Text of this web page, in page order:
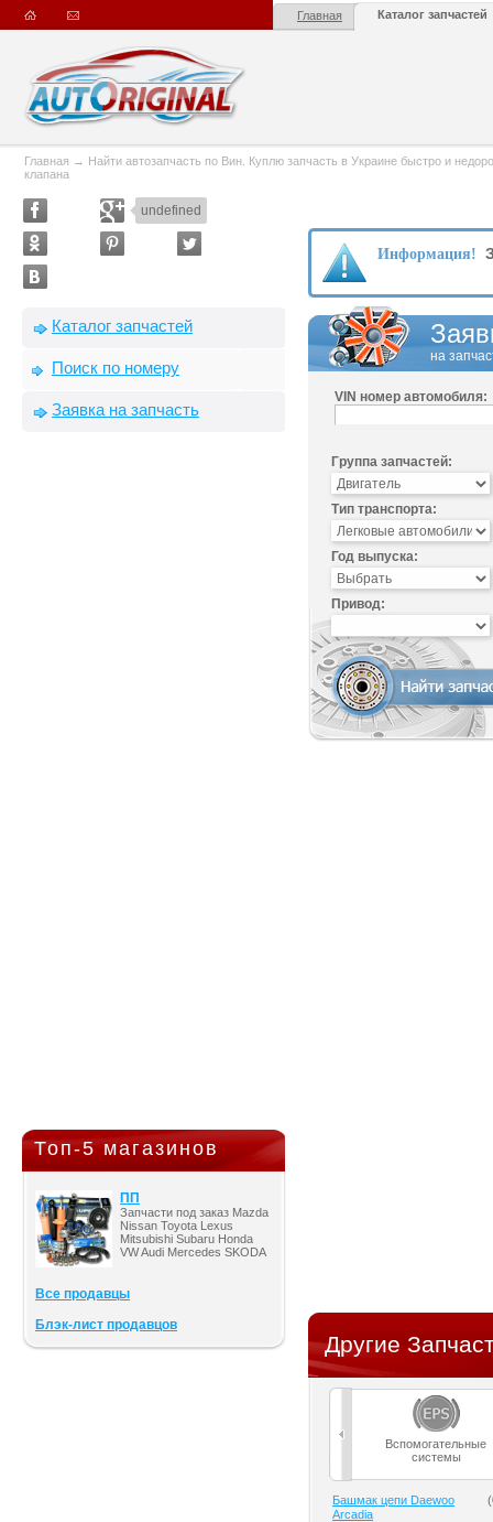
Главная Каталог запчастей
Главная → Найти автозапчасть по Вин. Куплю запчасть в Украине быстро и
клапана
undefined
Каталог запчастей
Поиск по номеру
Заявка на запчасть
Топ-5 магазинов
ПП
Запчасти под заказ Mazda
Nissan Toyota Lexus
Mitsubishi Subaru Honda
VW Audi Mercedes SKODA
Все продавцы
Блэк-лист продавцов
Информация!
на
VIN номер автомобиля:
Группа запчастей:
Тип транспорта:
Год выпуска:
Привод:
Другие
Вспомогательные
системы
Башмак цепи Daewoo
Arcadia
(